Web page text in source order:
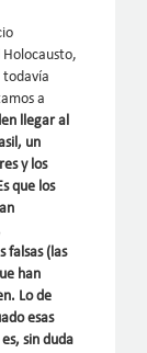
todavía
a
llegar al
un
y los
que los
falsas (las
han
Lo de
esas
sin duda